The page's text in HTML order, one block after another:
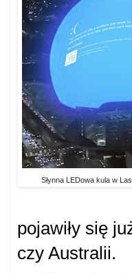
Słynna LEDowa kula w
pojawiły się
czy Australii.